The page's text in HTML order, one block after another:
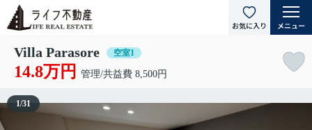
Villa Parasore 空室1
14.8万円 管理/共益費 8,500円
1/31